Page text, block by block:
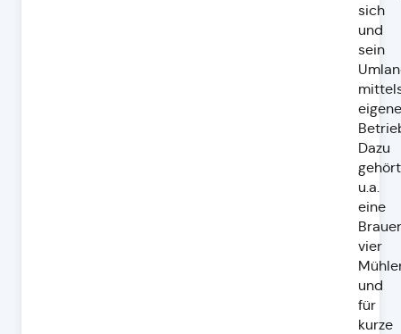
sich
und
sein
Dazu
u.a.
eine
vier
und
für
kurze